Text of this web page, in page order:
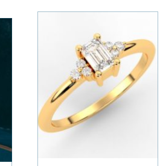
resurs som ser till...